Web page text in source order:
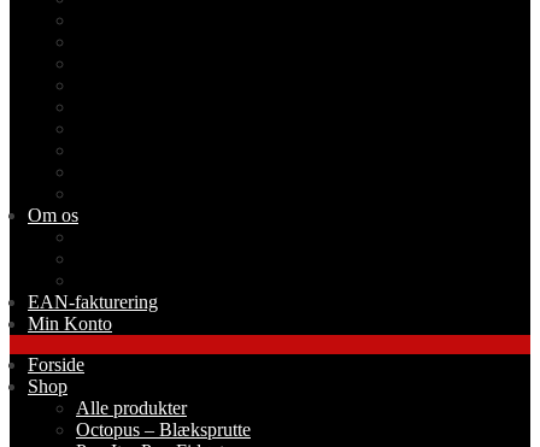
Om os
EAN-fakturering
Min Konto
Forside
Shop
Alle produkter
Octopus – Blæksprutte